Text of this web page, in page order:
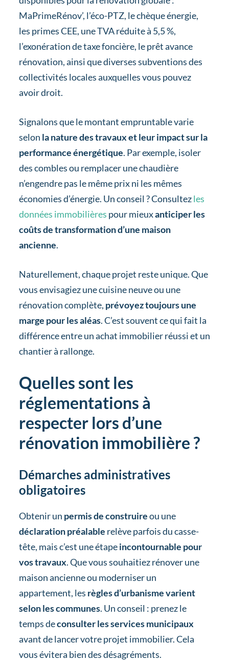
MaPrimeRénov’, l’éco-PTZ, le chèque énergie,
les primes CEE, une TVA réduite à 5,5 %,
l’exonération de taxe foncière, le prêt avance
rénovation, ainsi que diverses subventions des
collectivités locales auxquelles vous pouvez
avoir droit.
Signalons que le montant empruntable varie
selon la nature des travaux et leur impact sur la
performance énergétique. Par exemple, isoler
des combles ou remplacer une chaudière
n’engendre pas le même prix ni les mêmes
économies d’énergie. Un conseil ? Consultezles
données immobilières pour mieuxanticiper les
coûts de transformation d’une maison
ancienne.
Naturellement, chaque projet reste unique. Que
vous envisagiez une cuisine neuve ou une
rénovation complète, prévoyez toujours une
marge pour les aléas. C’est souvent ce qui fait la
différence entre un achat immobilier réussi et un
chantier à rallonge.
Quelles sont les
réglementations à
respecter lors d’une
rénovation immobilière ?
Démarches administratives
obligatoires
Obtenir un permis de construireou une
déclaration préalable relève parfois du casse-
tête, mais c’est une étapeincontournable pour
vos travaux. Que vous souhaitiez rénover une
maison ancienne ou moderniser un
appartement, les règles d’urbanisme varient
selon les communes. Un conseil : prenez le
temps deconsulter les services municipaux
avant de lancer votre projet immobilier. Cela
vous évitera bien des désagréments.